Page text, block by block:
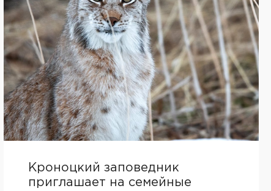
Кроноцкий заповедник
приглашает на семейные